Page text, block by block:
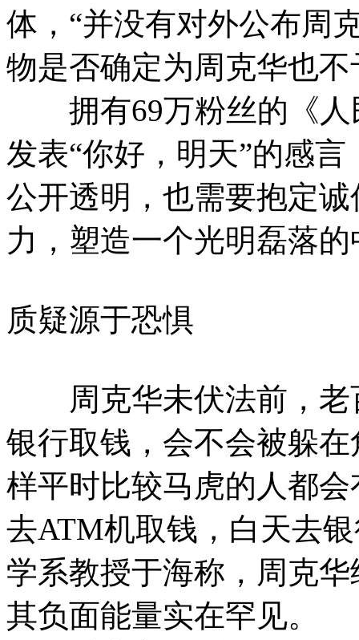
体，“并没有对外公布周
物是否确定为周克华也
拥有69万粉丝的《人
发表“你好，明天”的感
公开透明，也需要抱定
力，塑造一个光明磊落的
质疑源于恐惧
周克华未伏法前，老
银行取钱，会不会被躲
样平时比较马虎的人都
去ATM机取钱，白天去
学系教授于海称，周克
其负面能量实在罕见。